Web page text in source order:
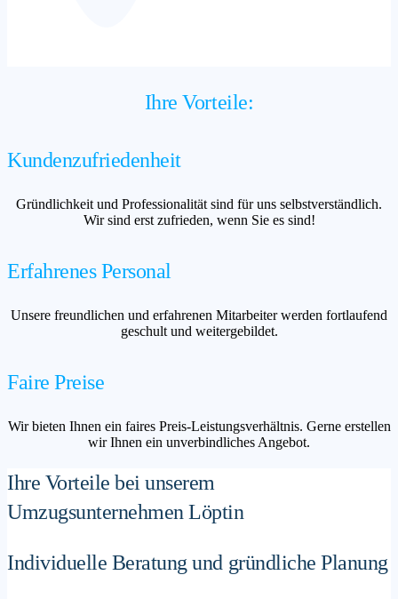
Ihre Vorteile:
Kundenzufriedenheit
Gründlichkeit und Professionalität sind für uns selbstverständlich.
Wir sind erst zufrieden, wenn Sie es sind!
Erfahrenes Personal
Unsere freundlichen und erfahrenen Mitarbeiter werden fortlaufend
geschult und weitergebildet.
Faire Preise
Wir bieten Ihnen ein faires Preis-Leistungsverhältnis. Gerne erstellen
wir Ihnen ein unverbindliches Angebot.
Ihre Vorteile bei unserem
Umzugsunternehmen Löptin
Individuelle Beratung und gründliche Planung